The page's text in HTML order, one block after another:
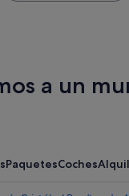
a un
PaquetesCoches